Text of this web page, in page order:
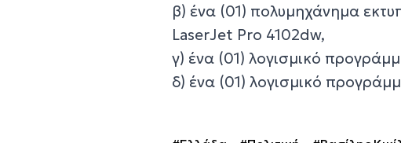
β) ένα (01) πολυμηχάνημα
LaserJet Pro 4102dw,
γ) ένα (01) λογισμικό
δ) ένα (01) λογισμικό